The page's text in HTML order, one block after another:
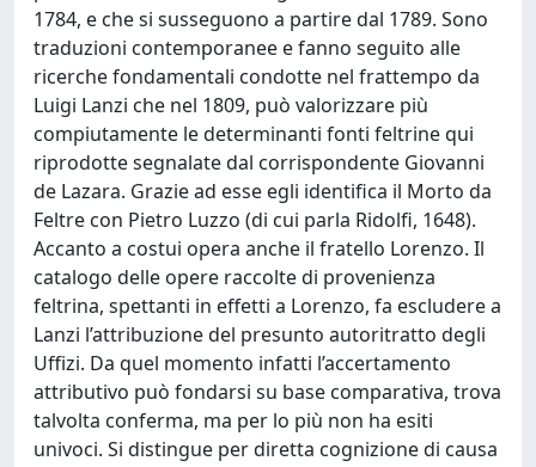
1784, e che si susseguono a partire dal 1789. Sono
traduzioni contemporanee e fanno seguito alle
ricerche fondamentali condotte nel frattempo da
Luigi Lanzi che nel 1809, può valorizzare più
compiutamente le determinanti fonti feltrine qui
riprodotte segnalate dal corrispondente Giovanni
de Lazara. Grazie ad esse egli identifica il Morto da
Feltre con Pietro Luzzo (di cui parla Ridolfi, 1648).
Accanto a costui opera anche il fratello Lorenzo. Il
catalogo delle opere raccolte di provenienza
feltrina, spettanti in effetti a Lorenzo, fa escludere a
Lanzi l’attribuzione del presunto autoritratto degli
Uffizi. Da quel momento infatti l’accertamento
attributivo può fondarsi su base comparativa, trova
talvolta conferma, ma per lo più non ha esiti
univoci. Si distingue per diretta cognizione di causa